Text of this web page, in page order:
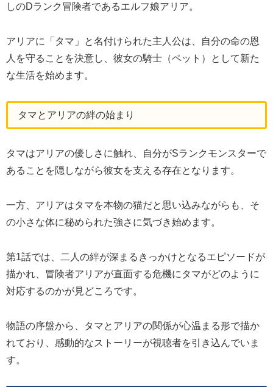
しのDランク冒険者であるエルフ娘アリア。
アリアに「タマ」と名付けられた主人公は、自分の命の恩
人を守ることを決意し、彼女の騎士（ペット）として新た
な生活を始めます。
タマとアリアの絆の始まり
タマはアリアの優しさに触れ、自分がSランクモンスターで
あることを隠しながら彼女を支える存在となります。
一方、アリアはタマを本物の猫だと思い込みながらも、そ
の小さな体に秘められた強さに気づき始めます。
第1話では、二人の絆が深まるきっかけとなるエピソードが
描かれ、冒険者アリアが直面する危機にタマがどのように
対応するのかが見どころです。
物語の序盤から、タマとアリアの関係が心温まる形で描か
れており、感動的なストーリーが視聴者を引き込んでいま
す。